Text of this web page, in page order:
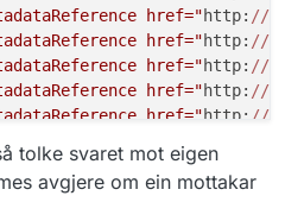
: "busdox-docid-qns",
:
: "busdox-docid-qns",
href="
http: //
href="
http: //
href="
http: //
href="
http: //
href="
http: //
href="
href="
http:
href="
http://
href="
tolke svaret mot eigen
avgjere om ein mottakar